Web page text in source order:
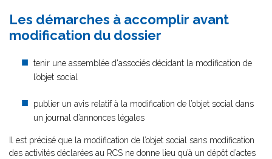
Les démarches à accomplir avant
modification du dossier
tenir une assemblée d'associés décidant la modification de
l’objet social
publier un avis relatif à la modification de l’objet social dans
un journal d’annonces légales
Il est précisé que la modification de l’objet social sans modification
des activités déclarées au RCS ne donne lieu qu’à un dépôt d’actes